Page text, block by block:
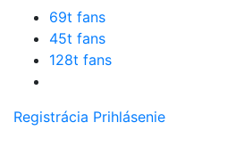
69t fans
45t fans
128t fans
Registrácia Prihlásenie